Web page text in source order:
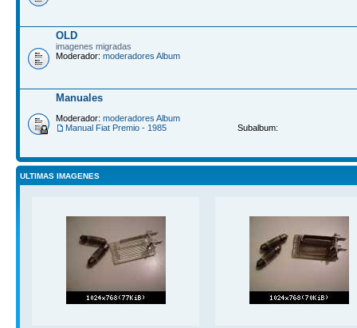
OLD
imagenes migradas
Moderador: moderadores Album
Manuales
Moderador: moderadores Album
Subalbum:
Manual Fiat Premio - 1985
ULTIMAS IMAGENES